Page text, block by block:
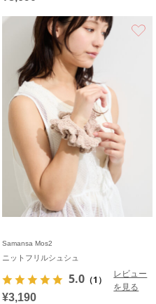
お気に入り
Samansa Mos2
ニットフリルシュシュ
5.0 （1）
レビュー
を見る
¥3,190